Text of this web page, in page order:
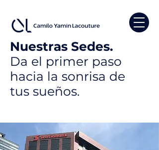
Nuestras Sedes.
Da el primer paso
hacia la sonrisa de
tus sueños.